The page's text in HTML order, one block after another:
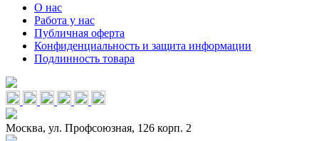
О нас
Работа у нас
Публичная оферта
Конфиденциальность и защита информации
Подлинность товара
Москва, ул. Профсоюзная, 126 корп. 2